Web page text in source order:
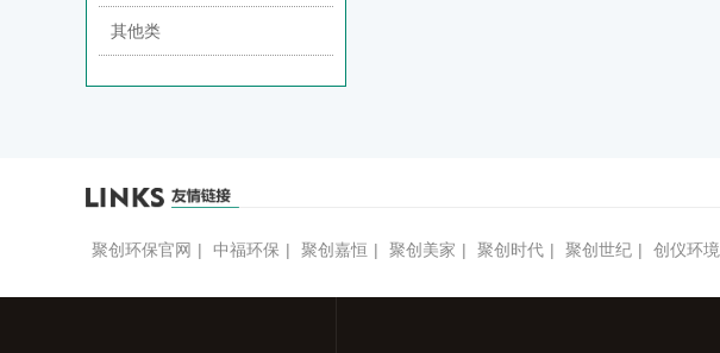
其他类
聚创环保官网 | 中福环保 | 聚创嘉恒 | 聚创美家 | 聚创时代 | 聚创世纪 | 创仪环境